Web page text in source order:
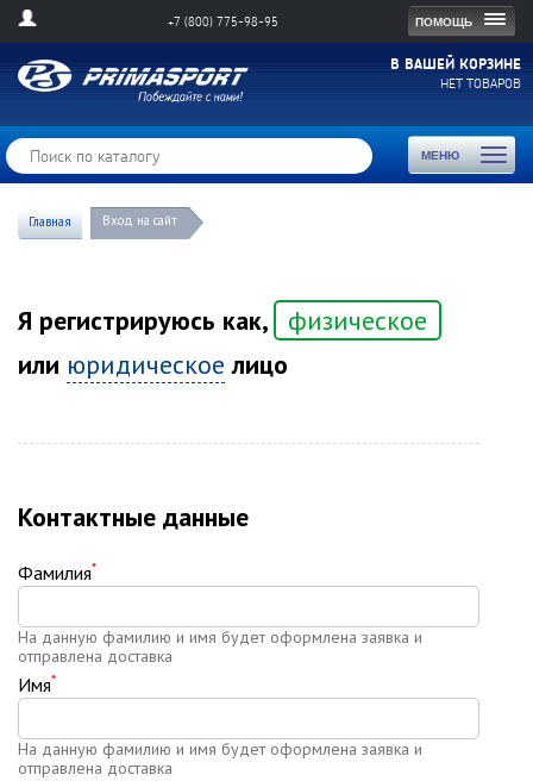
ПОМОЩЬ
+7 (800) 775-98-95
В ВАШЕЙ КОРЗИНЕ
НЕТ ТОВАРОВ
МЕНЮ
Toggle
Главная Вход на сайт
Я регистрируюсь как,
физическое
или юридическое лицо
Контактные данные
Фамилия*
На данную фамилию и имя будет оформлена заявка и
отправлена доставка
Имя*
На данную фамилию и имя будет оформлена заявка и
отправлена доставка